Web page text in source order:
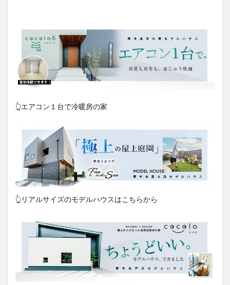
👆エアコン１台で冷暖房の家
👆リアルサイズのモデルハウスはこちらから